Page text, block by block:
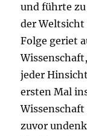
und führte
der
Folge geriet
jeder
ersten Mal
zuvor